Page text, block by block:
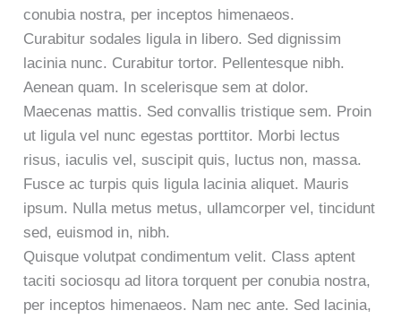
conubia nostra, per inceptos himenaeos.
Curabitur sodales ligula in libero. Sed dignissim
lacinia nunc. Curabitur tortor. Pellentesque nibh.
Aenean quam. In scelerisque sem at dolor.
Maecenas mattis. Sed convallis tristique sem. Proin
ut ligula vel nunc egestas porttitor. Morbi lectus
risus, iaculis vel, suscipit quis, luctus non, massa.
Fusce ac turpis quis ligula lacinia aliquet. Mauris
ipsum. Nulla metus metus, ullamcorper vel, tincidunt
sed, euismod in, nibh.
Quisque volutpat condimentum velit. Class aptent
taciti sociosqu ad litora torquent per conubia nostra,
per inceptos himenaeos. Nam nec ante. Sed lacinia,